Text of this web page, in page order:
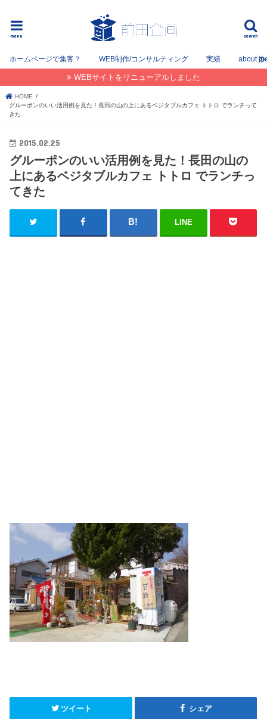
search
menu
ホームページで集客？ WEB制作/コンサルティング 実績 about
WEBサイトをリニューアルしました
HOME
グルーポンのいい活用例を見た！長田の山の上にあるベジタブルカフェ トトロ でランチって
きた
2015.02.25
グルーポンのいい活用例を見た！長田の山の
上にあるベジタブルカフェ トトロ でランチっ
てきた
LINE
ツイート シェア